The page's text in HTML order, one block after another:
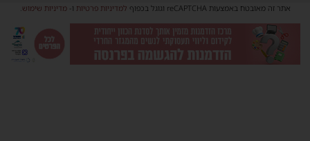
אתר זה מאובטח באמצעות reCAPTCHA וגוגל בכפוף למדיניות פרטיותו-מדיניות שימוש.